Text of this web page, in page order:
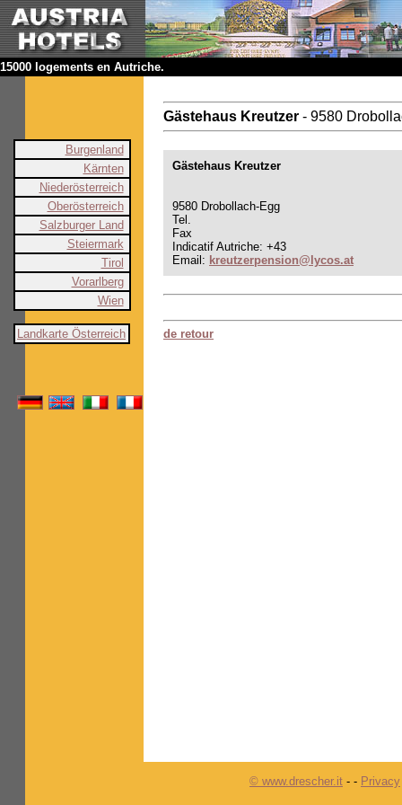
15000 logements en Autriche.
Burgenland
Kärnten
Niederösterreich
Oberösterreich
Salzburger Land
Steiermark
Tirol
Vorarlberg
Wien
Landkarte Österreich
Gästehaus Kreutzer - 9580
Gästehaus Kreutzer
9580 Drobollach-Egg
Tel.
Fax
Indicatif Autriche: +43
Email: kreutzerpension@lycos.at
de retour
© www.drescher.it - - Privacy